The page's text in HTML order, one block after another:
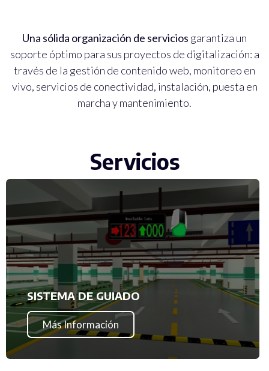
Una sólida organización de servicios garantiza un
soporte óptimo para sus proyectos de digitalización: a
través de la gestión de contenido web, monitoreo en
vivo, servicios de conectividad, instalación, puesta en
marcha y mantenimiento.
Servicios
SISTEMA DE GUIADO
Más Información